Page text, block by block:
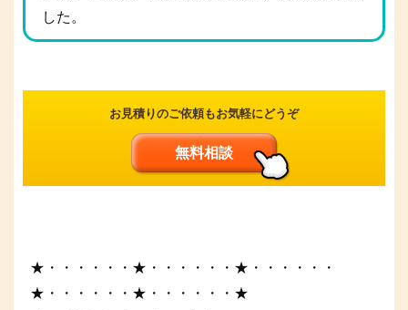
した。
お見積りのご依頼もお気軽にどうぞ
無料相談
★・・・・・・★・・・・・・★・・・・・・
★・・・・・・★・・・・・・★